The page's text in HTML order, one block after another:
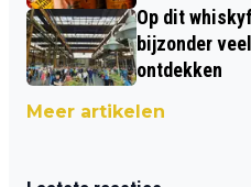
Op dit
bijzonder
ontdekken
Meer artikelen